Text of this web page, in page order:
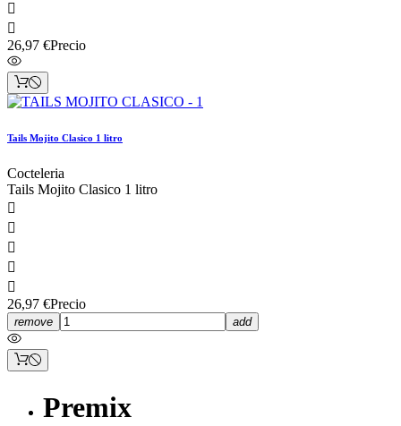


26,97 €Precio
Tails Mojito Clasico 1 litro
Cocteleria
Tails Mojito Clasico 1 litro





26,97 €Precio
remove add
Premix